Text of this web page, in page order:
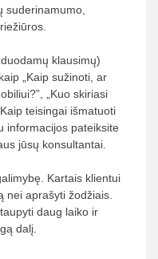
suderinamumo,
klausimų)
„Kaip sužinoti, ar
„Kuo skiriasi
teisingai išmatuoti
informacijos pateiksite
jūsų konsultantai.
Kartais klientui
nei aprašyti žodžiais.
daug laiko ir
dalį.